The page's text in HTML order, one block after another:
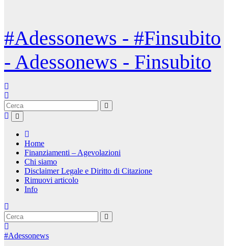
#Adessonews - #Finsubito
- Adessonews - Finsubito
Home
Finanziamenti – Agevolazioni
Chi siamo
Disclaimer Legale e Diritto di Citazione
Rimuovi articolo
Info
#Adessonews